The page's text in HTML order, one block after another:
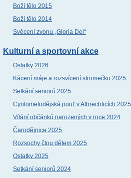
Boží tělo 2015
Boží tělo 2014
Svěcení zvonu „Gloria Dei“
Kulturní a sportovní akce
Ostatky 2026
Kácení máje a rozsvícení stromečku 2025
Setkání seniorů 2025
Cyrilometodějská pouť v Albrechticích 2025
Vítání občánků narozených v roce 2024
Čarodějnice 2025
Rozsochy čtou dětem 2025
Ostatky 2025
Setkání seniorů 2024